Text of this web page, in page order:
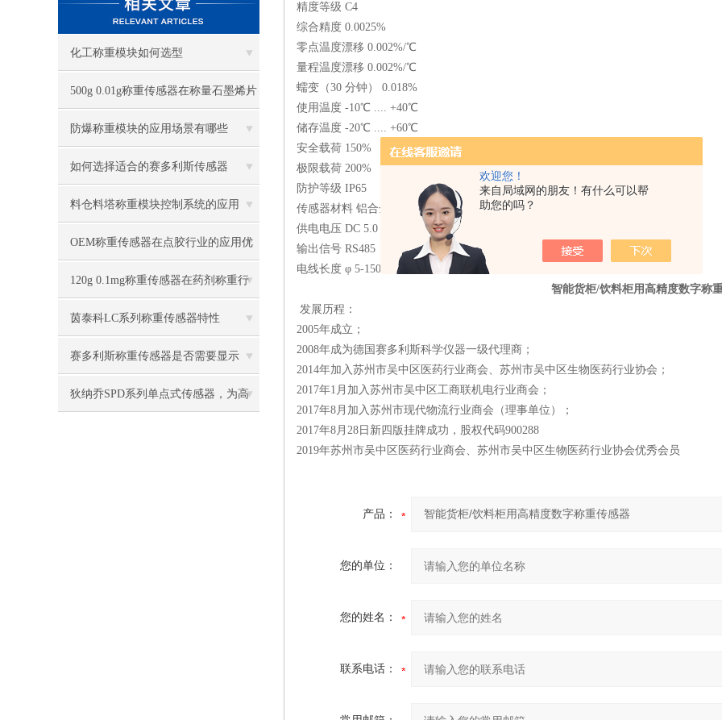
欢迎您！
来自局域网的朋友！有什么可以帮
助您的吗？
化工称重模块如何选型
500g 0.01g称重传感器在称量石墨烯片
的应用优势有哪些
防爆称重模块的应用场景有哪些
如何选择适合的赛多利斯传感器
料仓料塔称重模块控制系统的应用
OEM称重传感器在点胶行业的应用优
势
120g 0.1mg称重传感器在药剂称重行
业的应用
茵泰科LC系列称重传感器特性
赛多利斯称重传感器是否需要显示
器？
狄纳乔SPD系列单点式传感器，为高
精度等级 C4
综合精度 0.0025%
零点温度漂移 0.002%/℃
量程温度漂移 0.002%/℃
蠕变（30 分钟） 0.018%
使用温度 -10℃ .... +40℃
储存温度 -20℃ .... +60℃
安全载荷 150%
极限载荷 200%
防护等级 IP65
传感器材料 铝合金 830506
供电电压 DC 5.0 — 9.0V
输出信号 RS485，115200 波特率
电线长度 φ 5-150cm
智能货柜/饮料柜用高精度数字称
发展历程：
2005年成立；
2008年成为德国赛多利斯科学仪器一级代理商；
2014年加入苏州市吴中区医药行业商会、苏州市吴中区生物医药行业协会；
2017年1月加入苏州市吴中区工商联机电行业商会；
2017年8月加入苏州市现代物流行业商会（理事单位）；
2017年8月28日新四版挂牌成功，股权代码900288
2019年苏州市吴中区医药行业商会、苏州市吴中区生物医药行业协会优秀会员
产品：
您的单位：
您的姓名：
联系电话：